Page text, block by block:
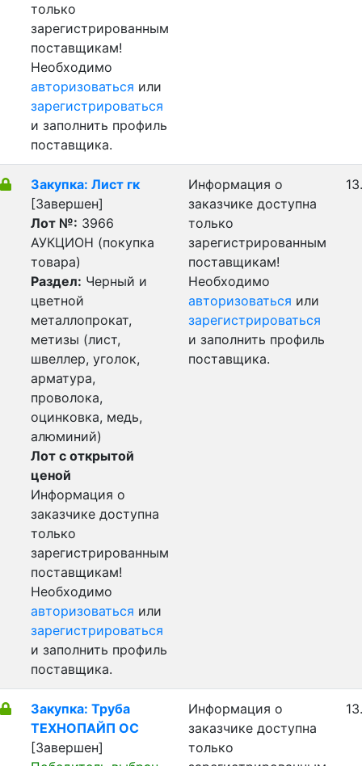
только
зарегистрированным
поставщикам!
Необходимо
авторизоваться или
зарегистрироваться
и заполнить профиль
поставщика.
Закупка: Лист гк
[Завершен]
Лот №: 3966
АУКЦИОН (покупка
товара)
Раздел: Черный и
цветной
металлопрокат,
метизы (лист,
швеллер, уголок,
арматура,
проволока,
оцинковка, медь,
алюминий)
Лот с открытой
ценой
Информация о
заказчике доступна
только
зарегистрированным
поставщикам!
Необходимо
авторизоваться или
зарегистрироваться
и заполнить профиль
поставщика.
Информация о
заказчике доступна
только
зарегистрированным
поставщикам!
Необходимо
авторизоваться или
зарегистрироваться
и заполнить профиль
поставщика.
Закупка: Труба
ТЕХНОПАЙП ОС
[Завершен]
Информация о
заказчике доступна
только